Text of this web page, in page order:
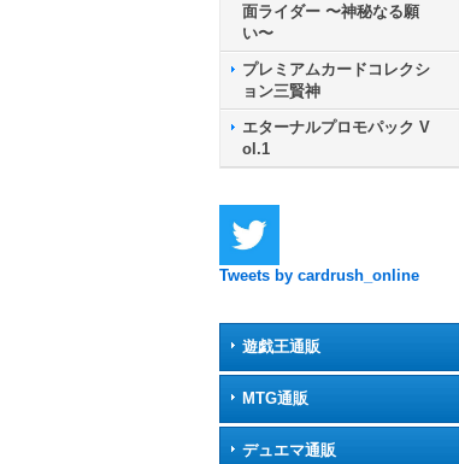
面ライダー 〜神秘なる願
い〜
プレミアムカードコレクシ
ョン三賢神
エターナルプロモパック V
ol.1
Tweets by cardrush_online
遊戯王通販
MTG通販
デュエマ通販